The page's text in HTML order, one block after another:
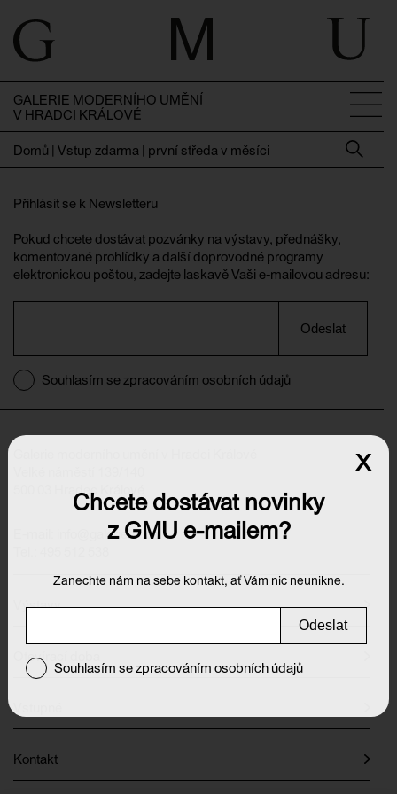
GALERIE MODERNÍHO UMĚNÍ
V HRADCI KRÁLOVÉ
Domů | Vstup zdarma | první středa v měsíci
Přihlásit se k Newsletteru
Pokud chcete dostávat pozvánky na výstavy, přednášky,
komentované prohlídky a další doprovodné programy
elektronickou poštou, zadejte laskavě Vaši e-mailovou adresu:
Odeslat
Souhlasím se zpracováním osobních údajů
500 03 Hradec Králové
info@galeriehk.cz
Výstavy
Otevírací doba
Kontakt
Chcete dostávat novinky
z GMU e-mailem?
Zanechte nám na sebe kontakt, ať Vám nic neunikne.
Odeslat
Souhlasím se zpracováním osobních údajů
x